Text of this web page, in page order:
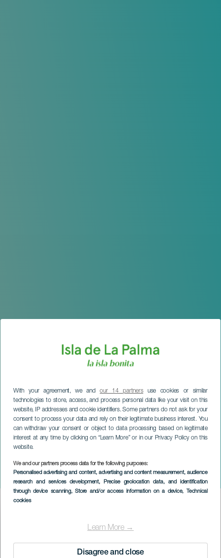
With your agreement, we andour 14 partnersuse cookies or similar
technologies to store, access, and process personal data like your visit on this
website, IP addresses and cookie identifiers. Some partners do not ask for your
consent to process your data and rely on their legitimate business interest. You
can withdraw your consent or object to data processing based on legitimate
interest at any time by clicking on “Learn More” or in our Privacy Policy on this
website.
We and our partners process data for the following purposes:
Personalised advertising and content, advertising and content measurement, audience
research and services development, Precise geolocation data, and identification
through device scanning, Store and/or access information on a device, Technical
cookies
Learn More →
Disagree and close
Oleándole
LA PALMA
Imagen